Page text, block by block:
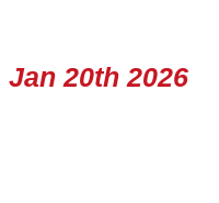
Jan 20th 2026